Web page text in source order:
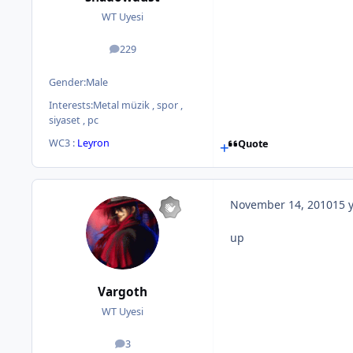
WT Uyesi
229
posts
Gender:Male
Interests:Metal müzik , spor ,
siyaset , pc
WC3 : Leyron Quote
Vargoth
WT Uyesi
3
posts
November 14, 201015
up